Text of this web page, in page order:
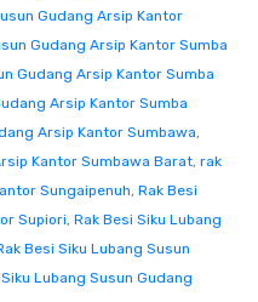
Gudang Arsip Kantor
Gudang Arsip Kantor Sumba
Gudang Arsip Kantor Sumba
Arsip Kantor Sumba
Arsip Kantor Sumbawa,
Kantor Sumbawa Barat, rak
Sungaipenuh, Rak Besi
Supiori, Rak Besi Siku Lubang
Besi Siku Lubang Susun
Lubang Susun Gudang